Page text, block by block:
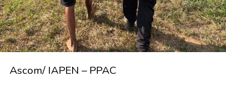
Ascom/ IAPEN – PPAC